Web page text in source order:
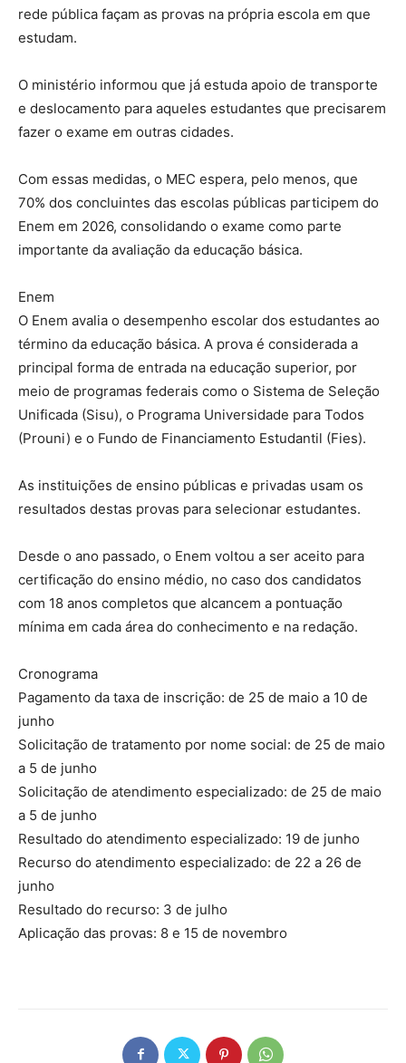
rede pública façam as provas na própria escola em que
estudam.
O ministério informou que já estuda apoio de transporte
e deslocamento para aqueles estudantes que precisarem
fazer o exame em outras cidades.
Com essas medidas, o MEC espera, pelo menos, que
70% dos concluintes das escolas públicas participem do
Enem em 2026, consolidando o exame como parte
importante da avaliação da educação básica.
Enem
O Enem avalia o desempenho escolar dos estudantes ao
término da educação básica. A prova é considerada a
principal forma de entrada na educação superior, por
meio de programas federais como o Sistema de Seleção
Unificada (Sisu), o Programa Universidade para Todos
(Prouni) e o Fundo de Financiamento Estudantil (Fies).
As instituições de ensino públicas e privadas usam os
resultados destas provas para selecionar estudantes.
Desde o ano passado, o Enem voltou a ser aceito para
certificação do ensino médio, no caso dos candidatos
com 18 anos completos que alcancem a pontuação
mínima em cada área do conhecimento e na redação.
Cronograma
Pagamento da taxa de inscrição: de 25 de maio a 10 de
junho
Solicitação de tratamento por nome social: de 25 de maio
a 5 de junho
Solicitação de atendimento especializado: de 25 de maio
a 5 de junho
Resultado do atendimento especializado: 19 de junho
Recurso do atendimento especializado: de 22 a 26 de
junho
Resultado do recurso: 3 de julho
Aplicação das provas: 8 e 15 de novembro